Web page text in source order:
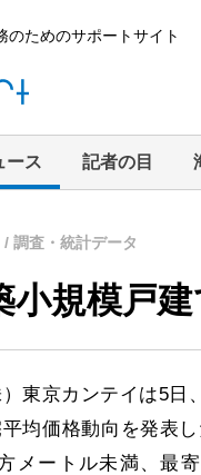
のためのサポートサイト
ース 記者の目
/ 調査・統計データ
小規模戸
東京カンテイは5日
均価格動向を発表
メートル未満、最